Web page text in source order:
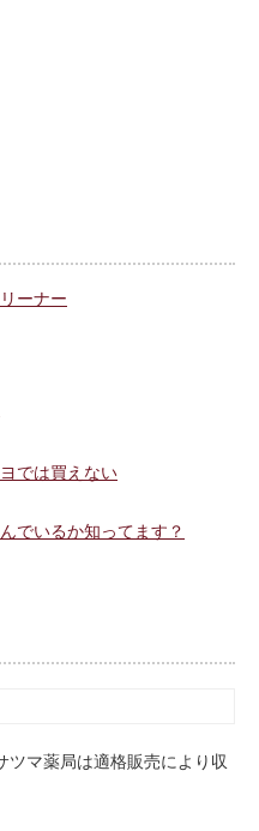
ーナー
では買えない
でいるか知ってます？
マ薬局は適格販売により収